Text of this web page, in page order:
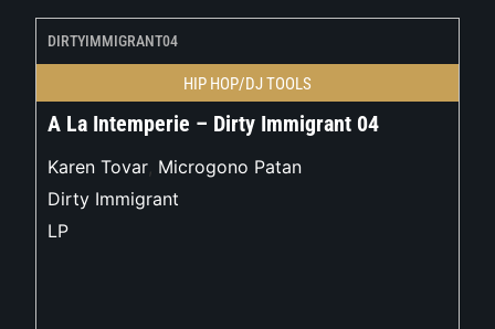
DIRTYIMMIGRANT04
HIP HOP/DJ TOOLS
A La Intemperie – Dirty Immigrant 04
Karen Tovar, Microgono Patan
Dirty Immigrant
LP